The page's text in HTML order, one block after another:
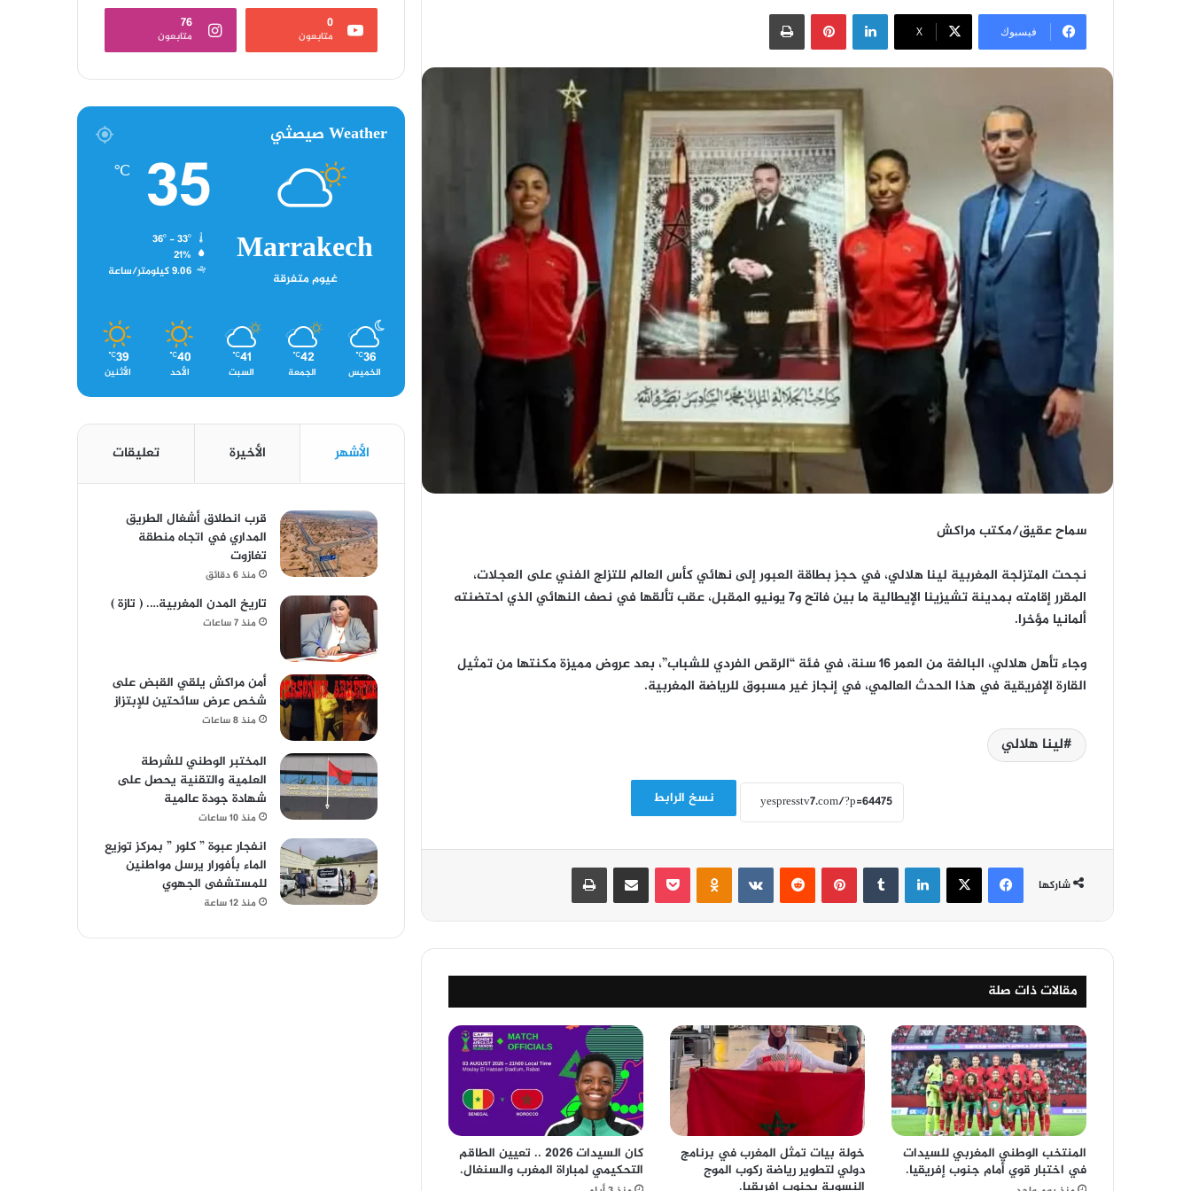
فيسبوك ‫X
لينكدإن بينتيريست
سماح عقيق/مكتب مراكش
نجحت المتزلجة المغربية لينا هلالي، في حجز بطاقة العبور إلى نهائي كأس العالم للتزلج الفني على العجلات،
المقرر إقامته بمدينة تشيزينا الإيطالية ما بين فاتح و7 يونيو المقبل، عقب تألقها في نصف النهائي الذي احتضنته
ألمانيا مؤخرا.
وجاء تأهل هلالي، البالغة من العمر 16 سنة، في فئة “الرقص الفردي للشباب”، بعد عروض مميزة مكنتها من تمثيل
القارة الإفريقية في هذا الحدث العالمي، في إنجاز غير مسبوق للرياضة المغربية.
لينا هلالي
نسخ الرابط
شاركها
فيسبوك ‫X لينكدإن بينتيريست مشاركة عبر البريد
مقالات ذات صلة
المنتخب الوطني المغربي للسيدات
في اختبار قوي أمام جنوب إفريقيا.
خولة بيات تمثل المغرب في برنامج
دولي لتطوير رياضة ركوب الموج
النسوية بجنوب إفريقيا.
كان السيدات 2026 .. تعيين الطاقم
التحكيمي لمباراة المغرب والسنغال.
0
متابعون
76
متابعون
Weather صيصثي
Marrakech
غيوم متفرقة
35
℃
21%
9.06 كيلومتر/ساعة
36
℃
الخميس
42
℃
الجمعة
41
℃
السبت
40
℃
الأحد
39
℃
الأثنين
الأشهر الأخيرة تعليقات
قرب انطلاق أشغال الطريق
المداري في اتجاه منطقة
تغازوت
منذ 6 دقائق
تاريخ المدن المغربية…. ( تازة )
منذ 7 ساعات
أمن مراكش يلقي القبض على
شخص عرض سائحتين للإبتزاز
منذ 8 ساعات
المختبر الوطني للشرطة
العلمية والتقنية يحصل على
شهادة جودة عالمية
منذ 10 ساعات
انفجار عبوة ” كلور ” بمركز توزيع
الماء بأفورار يرسل مواطنين
للمستشفى الجهوي
منذ 12 ساعة